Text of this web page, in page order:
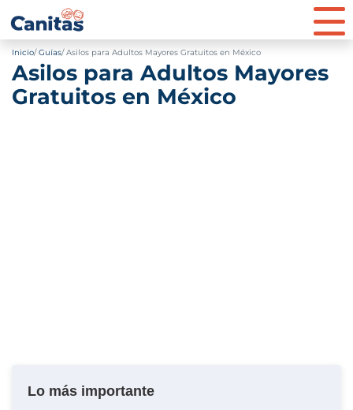
Inicio Guías Asilos para Adultos Mayores Gratuitos en México
Asilos para Adultos Mayores
Gratuitos en México
Lo más importante